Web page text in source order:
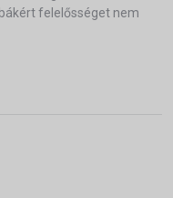
felelősséget nem